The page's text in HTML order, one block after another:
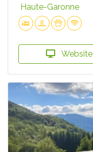
Haute-Garonne
Website